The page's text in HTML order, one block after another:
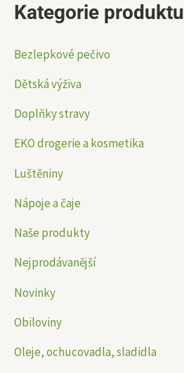
Kategorie produktu
Bezlepkové pečivo
Dětská výživa
Doplňky stravy
EKO drogerie a kosmetika
Luštěniny
Nápoje a čaje
Naše produkty
Nejprodávanější
Novinky
Obiloviny
Oleje, ochucovadla, sladidla